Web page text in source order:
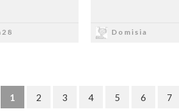
Domisia
1 2 3 4 5 6 7